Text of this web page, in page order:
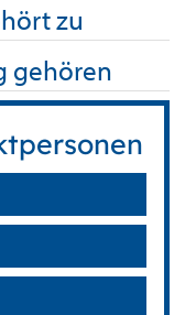
zu
gehören